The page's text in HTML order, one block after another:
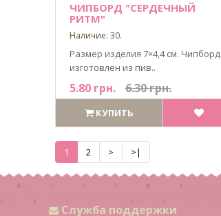
ЧИПБОРД "СЕРДЕЧНЫЙ
РИТМ"
Наличие: 30.
Размер изделия 7×4,4 см. Чипборд
изготовлен из пив..
5.80 грн. 6.30 грн.
КУПИТЬ
1 2 > >|
Служба поддержки